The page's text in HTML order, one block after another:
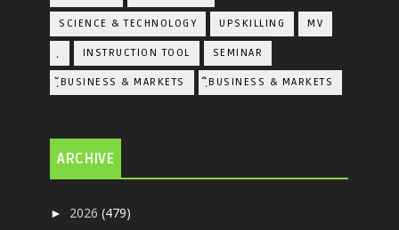
SCIENCE & TECHNOLOGY UPSKILLING MV
INSTRUCTION TOOL SEMINAR
ฺัBUSINESS & MARKETS ฺิBUSINESS & MARKETS
ARCHIVE
► 2026(479)